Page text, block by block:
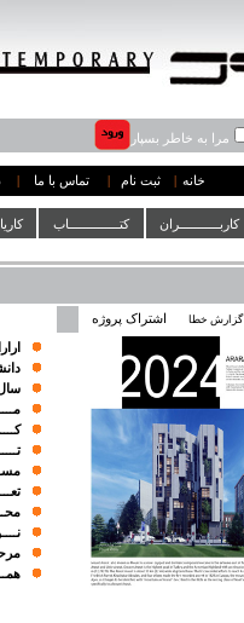
مرا به خاطر بسپار
خانه ثبت نام تماس با ما
کاربـــــــــــران کتــــــــــــــاب
گزارش خطا اشتراک پروژه